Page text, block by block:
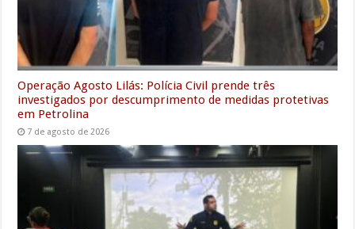
Operação Agosto Lilás: Polícia Civil prende três
investigados por descumprimento de medidas protetivas
em Petrolina
7 de agosto de 2026